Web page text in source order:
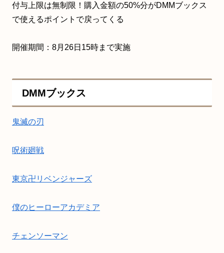
付与上限は無制限！購入金額の50%分がDMMブックス
で使えるポイントで戻ってくる
開催期間：8月26日15時まで実施
DMMブックス
鬼滅の刃
呪術廻戦
東京卍リベンジャーズ
僕のヒーローアカデミア
チェンソーマン